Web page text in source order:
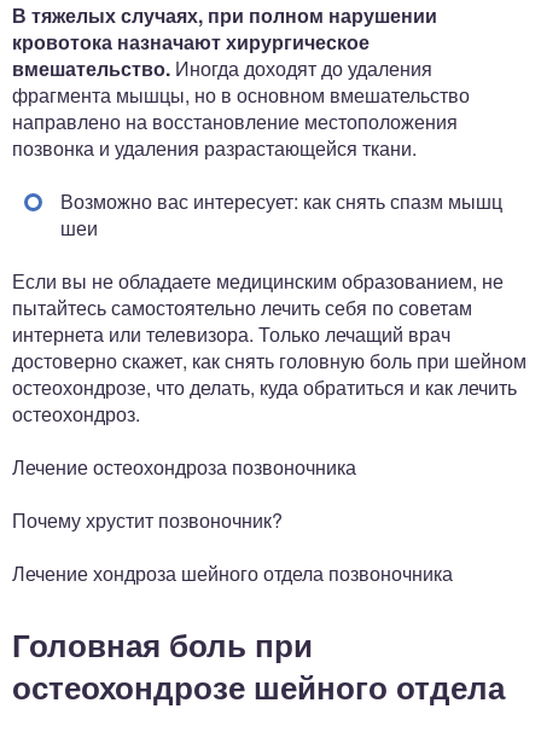
В тяжелых случаях, при полном нарушении
кровотока назначают хирургическое
вмешательство. Иногда доходят до удаления
фрагмента мышцы, но в основном вмешательство
направлено на восстановление местоположения
позвонка и удаления разрастающейся ткани.
Возможно вас интересует: как снять спазм мышц
шеи
Если вы не обладаете медицинским образованием, не
пытайтесь самостоятельно лечить себя по советам
интернета или телевизора. Только лечащий врач
достоверно скажет, как снять головную боль при шейном
остеохондрозе, что делать, куда обратиться и как лечить
остеохондроз.
Лечение остеохондроза позвоночника
Почему хрустит позвоночник?
Лечение хондроза шейного отдела позвоночника
Головная боль при
остеохондрозе шейного отдела